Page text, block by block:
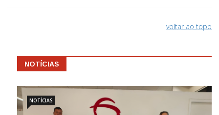
voltar ao topo
NOTÍCIAS
NOTÍCIAS